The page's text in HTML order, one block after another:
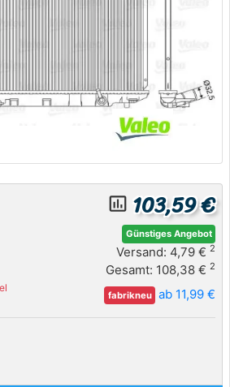
insert_chart_outlined 103,59 €
Günstiges Angebot
Versand: 4,79 € 2
Gesamt: 108,38 € 2
fabrikneu ab 11,99 €